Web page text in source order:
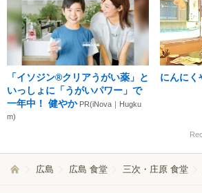
「イソジン®クリアうがい薬」と
いっしょに「うがいパワー」で
一年中！ 健やか PR(iNova｜Hugku
m)
にんにく
広島 広島 食堂 三次・庄原 食堂